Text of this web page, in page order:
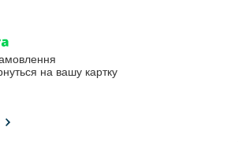
на вашу картку